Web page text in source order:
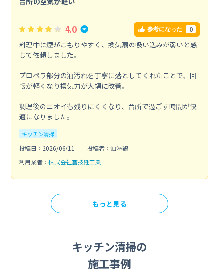
4.0 参考になった 0
料理中に煙がこもりやすく、換気扇の吸い込みが弱いと感
じて依頼しました。
プロペラ部分の油汚れを丁寧に落としてくれたことで、回
転が軽くなり換気力が大幅に改善。
調理後のニオイも残りにくくなり、台所で過ごす時間が快
適になりました。
キッチン清掃
投稿日：2026/06/11
投稿者：油淋鶏
利用業者： 株式会社蒼技建工業
もっと見る
キッチン清掃の
施工事例